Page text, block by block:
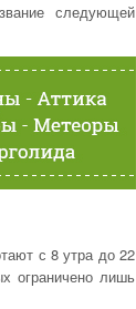
следующей
с 8 утра до 22
ограничено лишь